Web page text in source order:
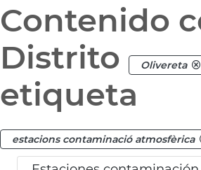
Contenido
Distrito
Olivereta
etiqueta
estacions contaminació atmosfèrica